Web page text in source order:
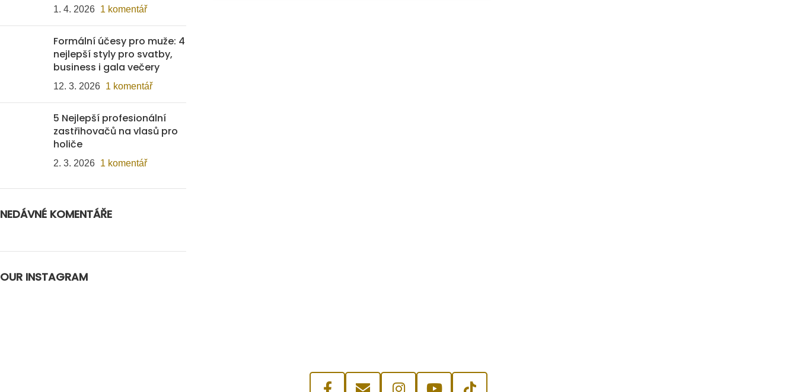
1. 4. 2026 1 komentář
Formální účesy pro muže: 4
nejlepší styly pro svatby,
business i gala večery
12. 3. 2026 1 komentář
5 Nejlepší profesionální
zastřihovačů na vlasů pro
holiče
2. 3. 2026 1 komentář
NEDÁVNÉ KOMENTÁŘE
OUR INSTAGRAM